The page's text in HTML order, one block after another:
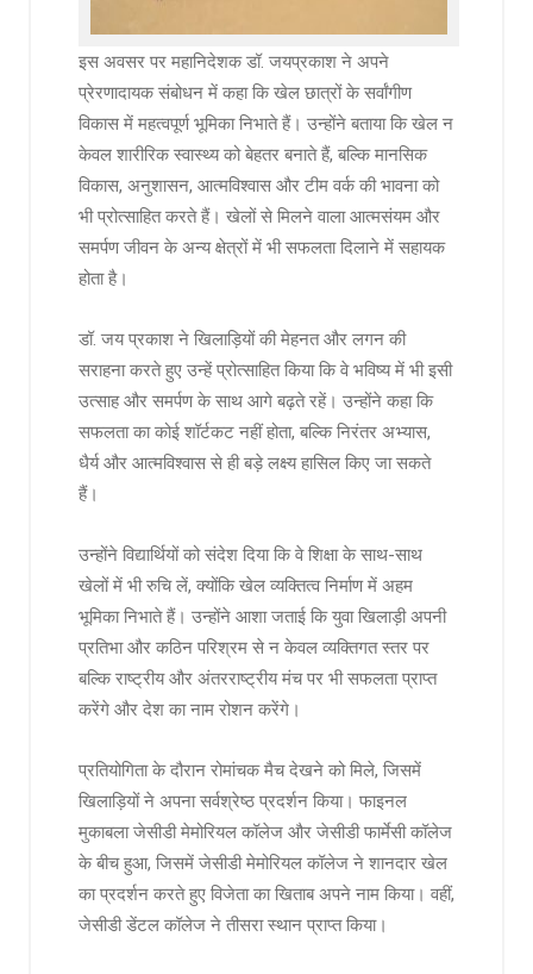
इस अवसर पर महानिदेशक डॉ. जयप्रकाश ने अपने
प्रेरणादायक संबोधन में कहा कि खेल छात्रों के सर्वांगीण
विकास में महत्वपूर्ण भूमिका निभाते हैं। उन्होंने बताया कि खेल न
केवल शारीरिक स्वास्थ्य को बेहतर बनाते हैं, बल्कि मानसिक
विकास, अनुशासन, आत्मविश्वास और टीम वर्क की भावना को
भी प्रोत्साहित करते हैं। खेलों से मिलने वाला आत्मसंयम और
समर्पण जीवन के अन्य क्षेत्रों में भी सफलता दिलाने में सहायक
होता है।
डॉ. जय प्रकाश ने खिलाड़ियों की मेहनत और लगन की
सराहना करते हुए उन्हें प्रोत्साहित किया कि वे भविष्य में भी इसी
उत्साह और समर्पण के साथ आगे बढ़ते रहें। उन्होंने कहा कि
सफलता का कोई शॉर्टकट नहीं होता, बल्कि निरंतर अभ्यास,
धैर्य और आत्मविश्वास से ही बड़े लक्ष्य हासिल किए जा सकते
हैं।
उन्होंने विद्यार्थियों को संदेश दिया कि वे शिक्षा के साथ-साथ
खेलों में भी रुचि लें, क्योंकि खेल व्यक्तित्व निर्माण में अहम
भूमिका निभाते हैं। उन्होंने आशा जताई कि युवा खिलाड़ी अपनी
प्रतिभा और कठिन परिश्रम से न केवल व्यक्तिगत स्तर पर
बल्कि राष्ट्रीय और अंतरराष्ट्रीय मंच पर भी सफलता प्राप्त
करेंगे और देश का नाम रोशन करेंगे।
प्रतियोगिता के दौरान रोमांचक मैच देखने को मिले, जिसमें
खिलाड़ियों ने अपना सर्वश्रेष्ठ प्रदर्शन किया। फाइनल
मुकाबला जेसीडी मेमोरियल कॉलेज और जेसीडी फार्मेसी कॉलेज
के बीच हुआ, जिसमें जेसीडी मेमोरियल कॉलेज ने शानदार खेल
का प्रदर्शन करते हुए विजेता का खिताब अपने नाम किया। वहीं,
जेसीडी डेंटल कॉलेज ने तीसरा स्थान प्राप्त किया।